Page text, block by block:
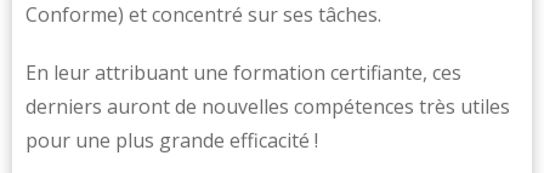
Conforme) et concentré sur ses tâches.
En leur attribuant une formation certifiante, ces
derniers auront de nouvelles compétences très utiles
pour une plus grande efficacité !